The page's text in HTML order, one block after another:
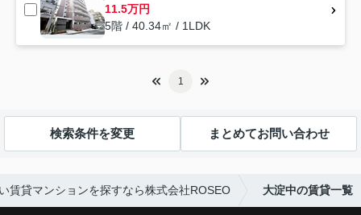
11.5万円
5階 / 40.34㎡ / 1LDK
1
検索条件を変更 まとめてお問い合わせ
賃貸マンションを探すなら株式会社ROSEO 大淀中の賃貸一覧